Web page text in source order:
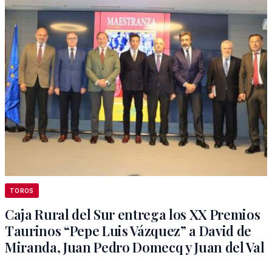
TOROS
Caja Rural del Sur entrega los XX Premios
Taurinos “Pepe Luis Vázquez” a David de
Miranda, Juan Pedro Domecq y Juan del Val